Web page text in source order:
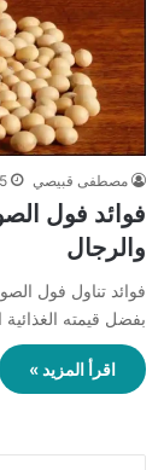
مصطفى قبيصي 15
فوائد فول
والرجال
فوائد تناول فول
بفضل قيمته الغذائية
اقرأ المزيد »